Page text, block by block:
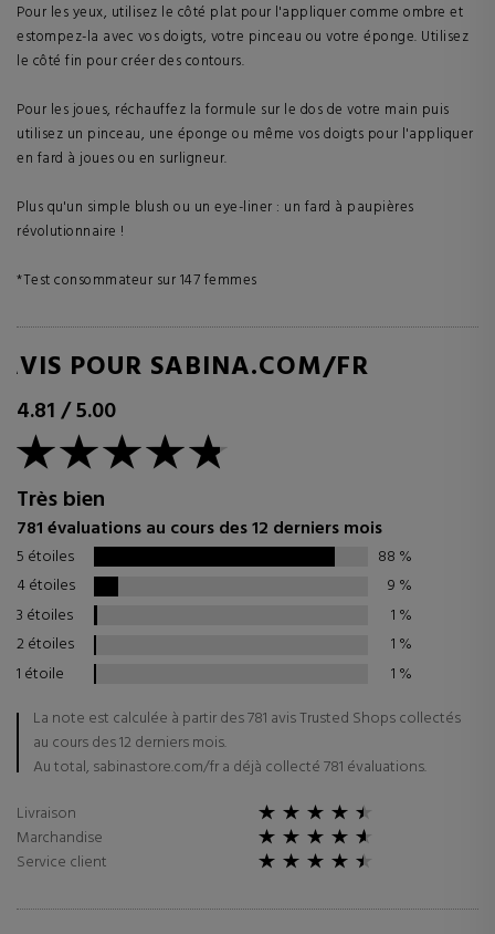
Pour les yeux, utilisez le côté plat pour l'appliquer comme ombre et
estompez-la avec vos doigts, votre pinceau ou votre éponge. Utilisez
le côté fin pour créer des contours.
Pour les joues, réchauffez la formule sur le dos de votre main puis
utilisez un pinceau, une éponge ou même vos doigts pour l'appliquer
en fard à joues ou en surligneur.
Plus qu'un simple blush ou un eye-liner : un fard à paupières
révolutionnaire !
*Test consommateur sur 147 femmes
AVIS POUR SABINA.COM/FR
4.81/5.00
Très bien
781 évaluations au cours des 12 derniers mois
5 étoiles 88 %
4 étoiles
9 %
3 étoiles
1 %
2 étoiles
1 %
1 étoile
1 %
La note est calculée à partir des 781 avis Trusted Shops collectés
au cours des 12 derniers mois.
Au total, sabinastore.com/fr a déjà collecté 781 évaluations.
Livraison
Marchandise
Service client